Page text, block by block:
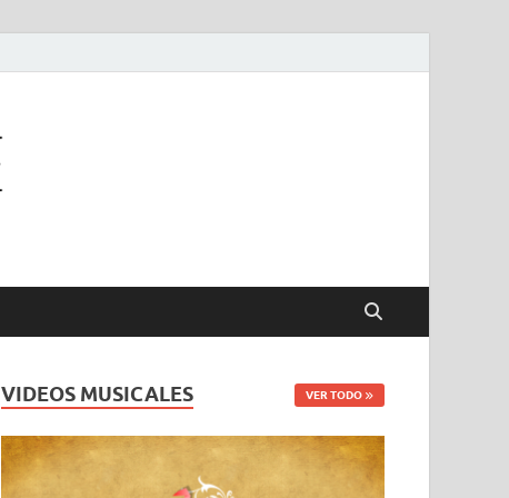
VIDEOS MUSICALES VER TODO